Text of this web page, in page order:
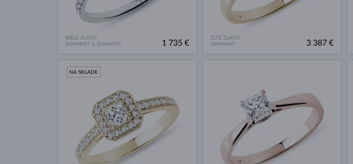
BIELE ZLATO
DIAMANT & DIAMANT
1 735 €
ŽLTÉ ZLATO
DIAMANT
3 387 €
NA SKLADE